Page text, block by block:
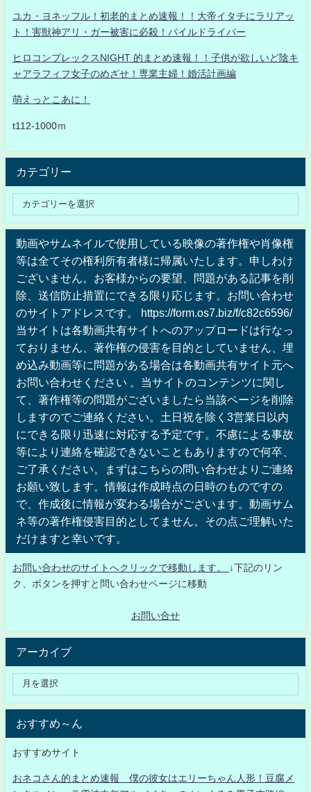
ユカ・ヨネッフル！初老的まとめ速報！！大帝イタチにラリアッ
ト！害獣神アリ・ガー被害に必殺！パイルドライバー
ヒロコンプレックスNIGHT 的まとめ速報！！子供が欲しいど陰キ
ャアラフィフ女子のめざせ！専業主婦！婚活計画編
萌えっとこあに！
t112-1000ｍ
カテゴリー
動画やサムネイルで使用している映像の著作権や肖像権
等は全てその権利所有者様に帰属いたします。申しわけ
ございません。お客様からの要望、問題がある記事を削
除、送信防止措置にできる限り応じます。お問い合わせ
のサイトアドレスです。 https://form.os7.biz/f/c82c6596/
当サイトは各動画共有サイトへのアップロードは行なっ
ておりません、著作権の侵害を目的としていません、埋
め込み動画等に問題がある場合は各動画共有サイト元へ
お問い合わせください 。当サイトのコンテンツに関し
て、著作権等の問題がございましたら当該ページを削除
しますのでご連絡ください。土日祝を除く3営業日以内
にできる限り迅速に対応する予定です。不慮による事故
等により連絡を確認できないこともありますので何卒、
ご了承ください。まずはこちらの問い合わせよりご連絡
お願い致します。情報は作成時点の日時のものですの
で、作成後に情報が変わる場合がございます。動画サム
ネ等の著作権侵害目的としてません。その点ご理解いた
だけますと幸いです。
お問い合わせのサイトへクリックで移動します。
↓下記のリン
ク、ボタンを押すと問い合わせページに移動
お問い合せ
アーカイブ
おすすめ～ん
おすすめサイト
おネコさん的まとめ速報 僕の彼女はエリーちゃん人形！豆腐メ